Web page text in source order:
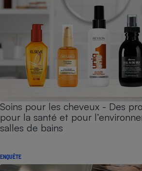
Soins pour les cheveux - Des
pour la santé et pour
salles de bains
ENQUÊTE